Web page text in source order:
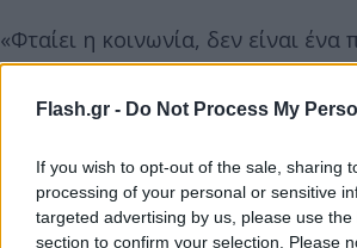
Flash.gr - Do Not Process My
If you wish to opt-out of the sale, sharing
processing of your personal or sensitive
targeted advertising by us, please use
section to confirm your selection. Please
«Φταίει η κοινωνία, δεν είναι
ποδοσφαίρου. Ο ρατσισμός δεν
του ποδοσφαίρου, είναι
διαφορά του πλούσιου με τον
μεγάλη. Δεν υπάρχει η μεσαία
ισορροπήσει την κατάσταση.